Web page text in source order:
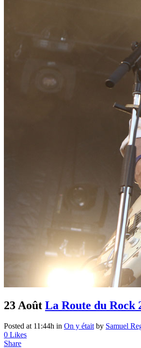
23 Août La Route du Rock
Posted at 11:44h in On y était by Samuel
0 Likes
Share